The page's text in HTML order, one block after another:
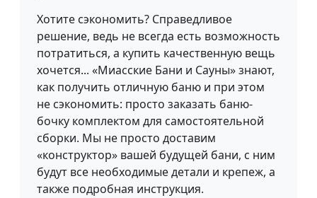
Хотите сэкономить? Справедливое
решение, ведь не всегда есть возможность
потратиться, а купить качественную вещь
хочется... «Миасские Бани и Сауны» знают,
как получить отличную баню и при этом
не сэкономить: просто заказать баню-
бочку комплектом для самостоятельной
сборки. Мы не просто доставим
«конструктор» вашей будущей бани, с ним
будут все необходимые детали и крепеж, а
также подробная инструкция.